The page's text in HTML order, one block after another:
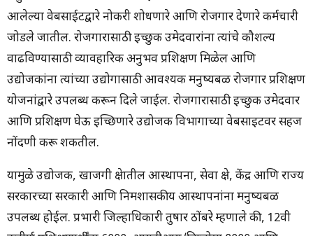
आलेल्या वेबसाईटद्वारे नोकरी शोधणारे आणि रोजगार देणारे कर्मचारी
जोडले जातील. रोजगारासाठी इच्छुक उमेदवारांना त्यांचे कौशल्य
वाढविण्यासाठी व्यावहारिक अनुभव प्रशिक्षण मिळेल आणि
उद्योजकांना त्यांच्या उद्योगासाठी आवश्यक मनुष्यबळ रोजगार प्रशिक्षण
योजनांद्वारे उपलब्ध करून दिले जाईल. रोजगारासाठी इच्छुक उमेदवार
आणि प्रशिक्षण घेऊ इच्छिणारे उद्योजक विभागाच्या वेबसाइटवर सहज
नोंदणी करू शकतील.
यामुळे उद्योजक, खाजगी क्षेत्रातील आस्थापना, सेवा क्षेत्र, केंद्र आणि राज्य
सरकारच्या सरकारी आणि निमशासकीय आस्थापनांना मनुष्यबळ
उपलब्ध होईल. प्रभारी जिल्हाधिकारी तुषार ठोंबरे म्हणाले की, 12वी